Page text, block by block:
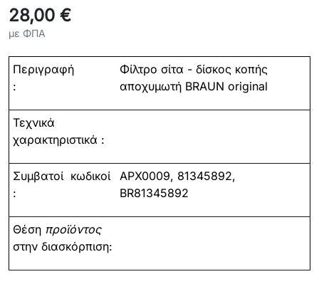
28,00 €
με ΦΠΑ
Περιγραφή
:
Φίλτρο σίτα - δίσκος κοπής
αποχυμωτή BRAUN original
Τεχνικά
χαρακτηριστικά :
Συμβατοί κωδικοί
:
APX0009, 81345892,
BR81345892
Θέση προϊόντος
στην διασκόρπιση: